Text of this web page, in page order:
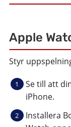
Apple
Styr
Se till att
iPhone.
Installera